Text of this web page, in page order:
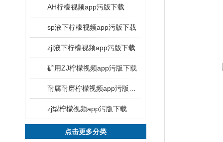
AH柠檬视频app污版下载
sp液下柠檬视频app污版下载
zjl液下柠檬视频app污版下载
矿用ZJ柠檬视频app污版下载
zj型柠檬视频app污版下载
点击更多分类